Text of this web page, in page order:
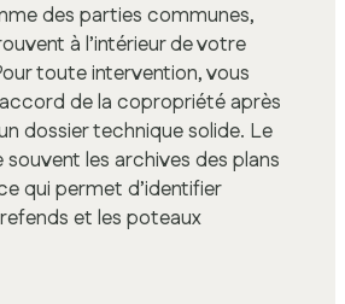
des parties communes,
à l’intérieur de votre
toute intervention, vous
de la copropriété après
dossier technique solide. Le
les archives des plans
qui permet d’identifier
et les poteaux